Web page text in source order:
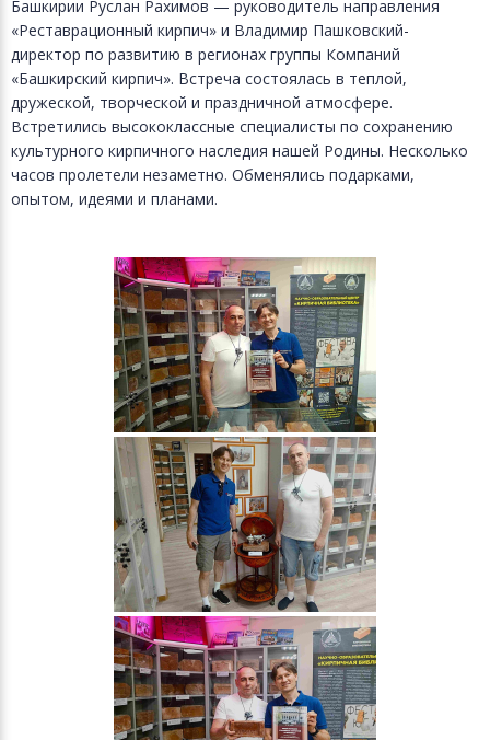
Башкирии Руслан Рахимов — руководитель направления
«Реставрационный кирпич» и Владимир Пашковский-
директор по развитию в регионах группы Компаний
«Башкирский кирпич». Встреча состоялась в теплой,
дружеской, творческой и праздничной атмосфере.
Встретились высококлассные специалисты по сохранению
культурного кирпичного наследия нашей Родины. Несколько
часов пролетели незаметно. Обменялись подарками,
опытом, идеями и планами.